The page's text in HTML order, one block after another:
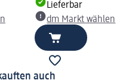
Lieferbar
dm Markt wählen
auch